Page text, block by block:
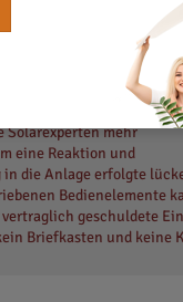
Katastrophe.
Solarexperten mehr
eine Reaktion und
in die Anlage erfolgte
Bedienelemente
geschuldete
Briefkasten und keine